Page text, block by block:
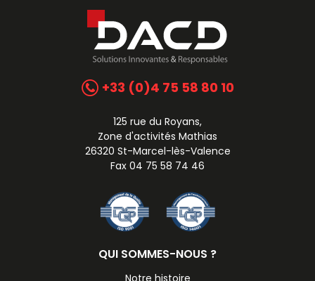
+33 (0)4 75 58 80 10
125 rue du Royans,
Zone d'activités Mathias
26320 St-Marcel-lès-Valence
Fax 04 75 58 74 46
QUI SOMMES-NOUS ?